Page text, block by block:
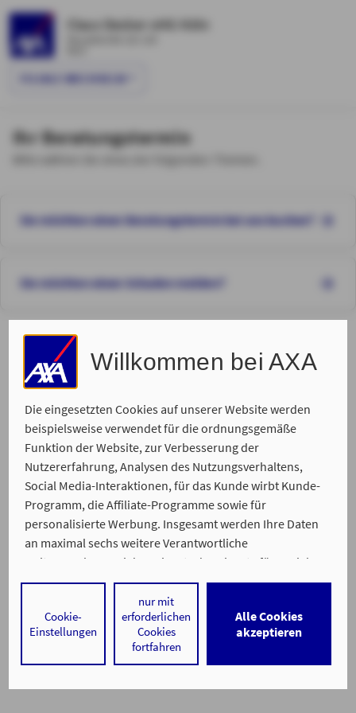
Willkommen bei AXA
Die eingesetzten Cookies auf unserer Website werden
beispielsweise verwendet für die ordnungsgemäße
Funktion der Website, zur Verbesserung der
Nutzererfahrung, Analysen des Nutzungsverhaltens,
Social Media-Interaktionen, für das Kunde wirbt Kunde-
Programm, die Affiliate-Programme sowie für
personalisierte Werbung. Insgesamt werden Ihre Daten
an maximal sechs weitere Verantwortliche
weitergegeben. Bei dem Einsatz der Dienste für Social
Media-Interaktionen und personalisierte Werbung
werden regelmäßig durch den jeweiligen Anbieter
individuelle Profile angelegt und mit Daten von anderen
Webseiten zu umfassenden Nutzungsprofilen von Ihnen
Alle Cookies
akzeptieren
nur mit
erforderlichen
Cookies
fortfahren
Cookie-
Einstellungen
Claus Decker oHG Köln
FILIALE WECHSELN
Ihr Beratungstermin
Sie möchten einen Beratungstermin bei uns buchen?
Sie möchten einen Schaden melden?
Ein Service von
Impressum DatenschutzBarrierefreiheit